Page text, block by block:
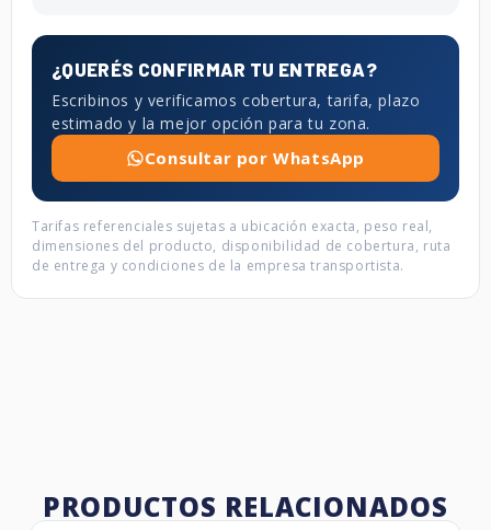
¿QUERÉS CONFIRMAR TU ENTREGA?
Escribinos y verificamos cobertura, tarifa, plazo
estimado y la mejor opción para tu zona.
Consultar por WhatsApp
Tarifas referenciales sujetas a ubicación exacta, peso real,
dimensiones del producto, disponibilidad de cobertura, ruta
de entrega y condiciones de la empresa transportista.
PRODUCTOS RELACIONADOS